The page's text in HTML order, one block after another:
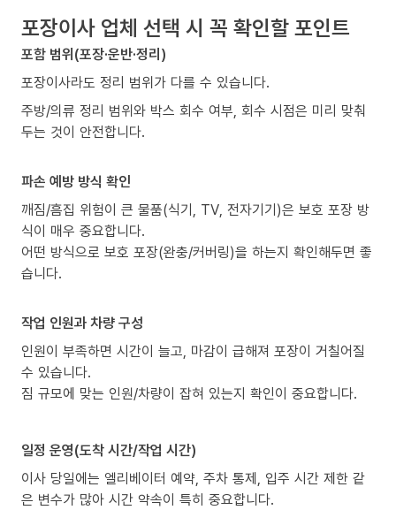
포장이사 업체 선택 시 꼭 확인할 포인트
포함 범위(포장·운반·정리)
포장이사라도 정리 범위가 다를 수 있습니다.
주방/의류 정리 범위와 박스 회수 여부, 회수 시점은 미리 맞춰
두는 것이 안전합니다.
파손 예방 방식 확인
깨짐/흠집 위험이 큰 물품(식기, TV, 전자기기)은 보호 포장 방
식이 매우 중요합니다.
어떤 방식으로 보호 포장(완충/커버링)을 하는지 확인해두면 좋
습니다.
작업 인원과 차량 구성
인원이 부족하면 시간이 늘고, 마감이 급해져 포장이 거칠어질
수 있습니다.
짐 규모에 맞는 인원/차량이 잡혀 있는지 확인이 중요합니다.
일정 운영(도착 시간/작업 시간)
이사 당일에는 엘리베이터 예약, 주차 통제, 입주 시간 제한 같
은 변수가 많아 시간 약속이 특히 중요합니다.